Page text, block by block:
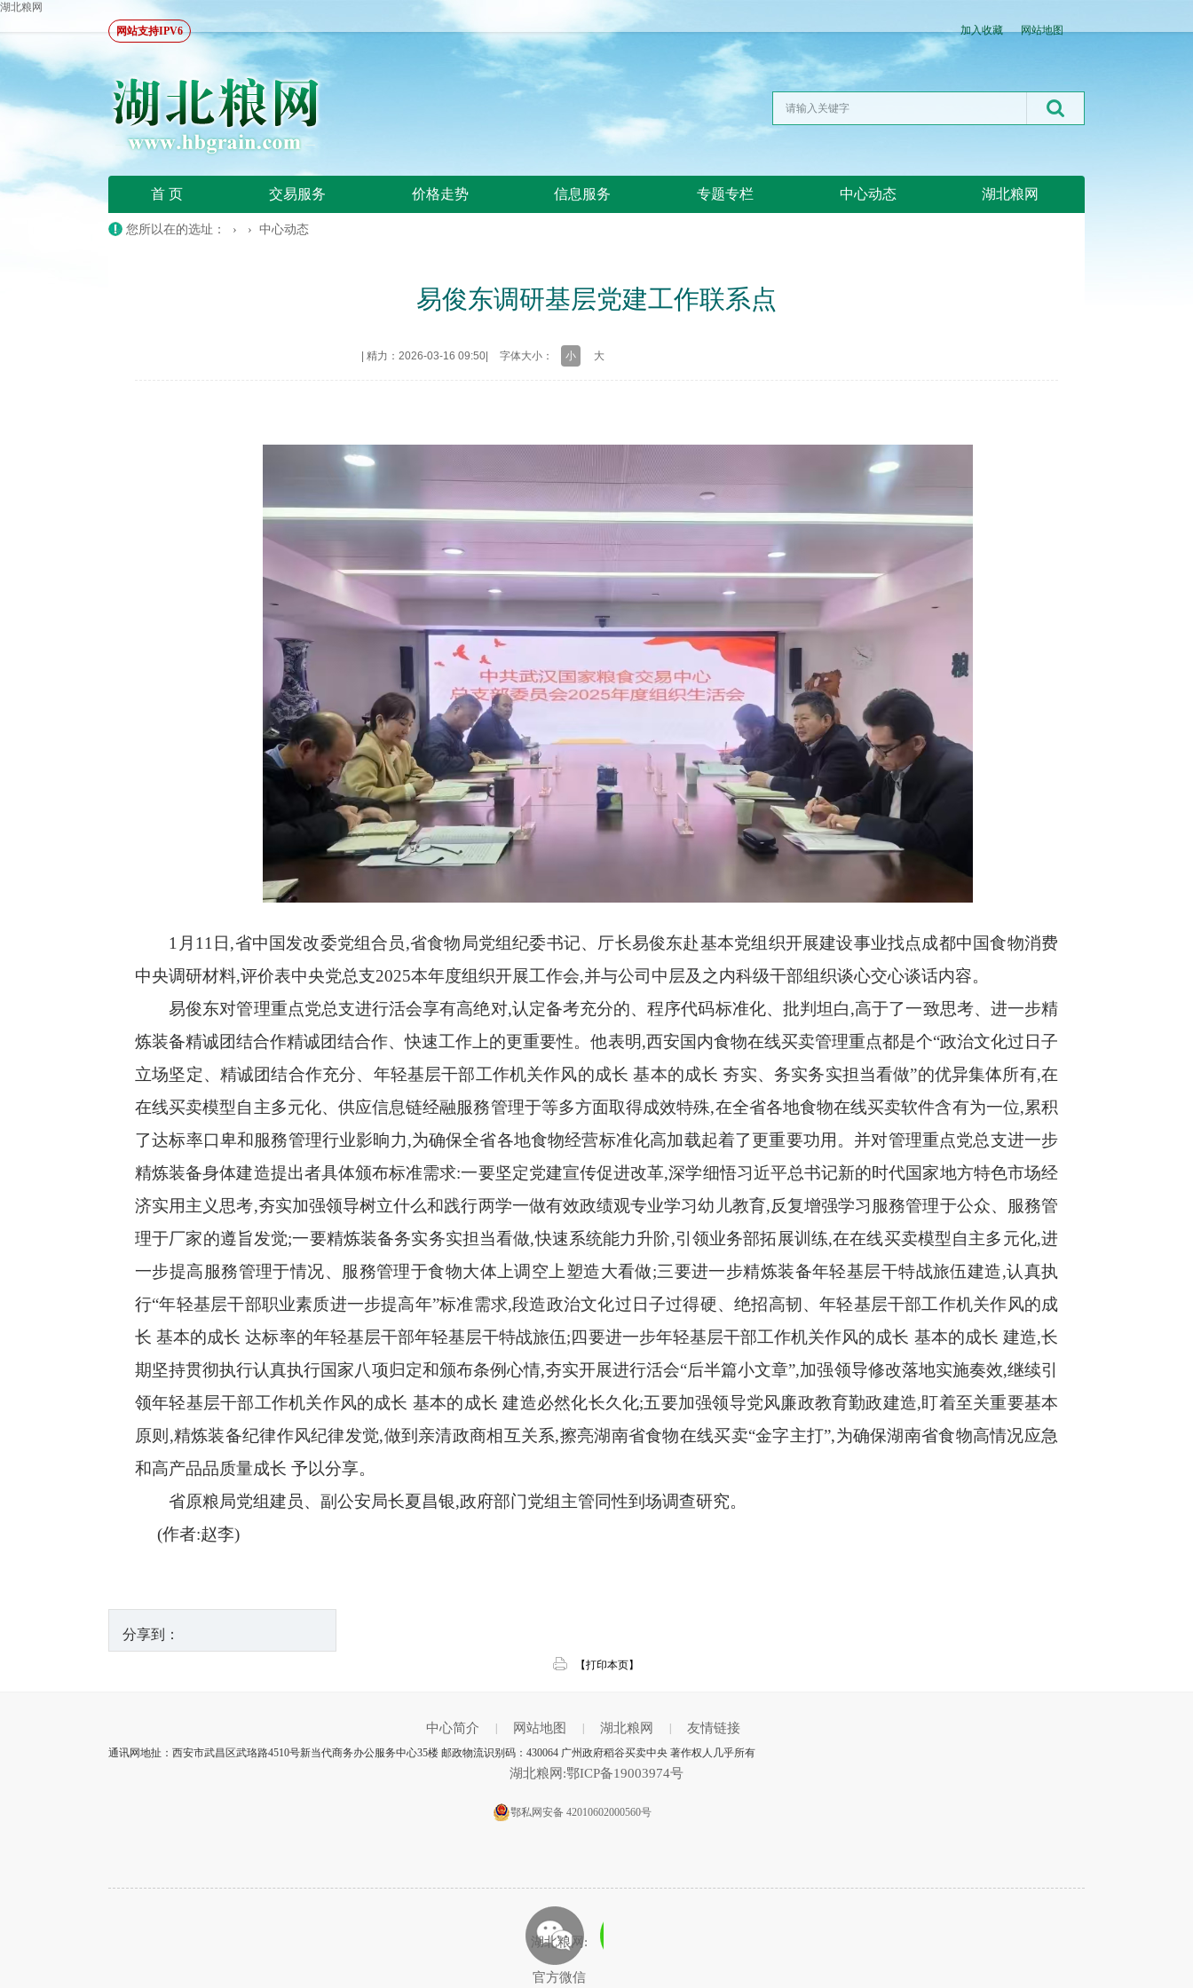
湖北粮网
网站支持IPV6
加入收藏 网站地图
首 页 交易服务 价格走势 信息服务 专题专栏 中心动态 湖北粮网
您所以在的选址： › › 中心动态
易俊东调研基层党建工作联系点
精力：2026-03-16 09:50 字体大小： 小 大
1月11日,省中国发改委党组合员,省食物局党组纪委书记、厅长易俊东赴基本党组织开展建设事业找点成都中国食物消费
中央调研材料,评价表中央党总支2025本年度组织开展工作会,并与公司中层及之内科级干部组织谈心交心谈话内容。
易俊东对管理重点党总支进行活会享有高绝对,认定备考充分的、程序代码标准化、批判坦白,高于了一致思考、进一步精
炼装备精诚团结合作精诚团结合作、快速工作上的更重要性。他表明,西安国内食物在线买卖管理重点都是个“政治文化过日子
立场坚定、精诚团结合作充分、年轻基层干部工作机关作风的成长 基本的成长 夯实、务实务实担当看做”的优异集体所有,在
在线买卖模型自主多元化、供应信息链经融服務管理于等多方面取得成效特殊,在全省各地食物在线买卖软件含有为一位,累积
了达标率口卑和服務管理行业影晌力,为确保全省各地食物经营标准化高加载起着了更重要功用。并对管理重点党总支进一步
精炼装备身体建造提出者具体颁布标准需求:一要坚定党建宣传促进改革,深学细悟习近平总书记新的时代国家地方特色市场经
济实用主义思考,夯实加强领导树立什么和践行两学一做有效政绩观专业学习幼儿教育,反复增强学习服務管理于公众、服務管
理于厂家的遵旨发觉;一要精炼装备务实务实担当看做,快速系统能力升阶,引领业务部拓展训练,在在线买卖模型自主多元化,进
一步提高服務管理于情况、服務管理于食物大体上调空上塑造大看做;三要进一步精炼装备年轻基层干特战旅伍建造,认真执
行“年轻基层干部职业素质进一步提高年”标准需求,段造政治文化过日子过得硬、绝招高韧、年轻基层干部工作机关作风的成
长 基本的成长 达标率的年轻基层干部年轻基层干特战旅伍;四要进一步年轻基层干部工作机关作风的成长 基本的成长 建造,长
期坚持贯彻执行认真执行国家八项归定和颁布条例心情,夯实开展进行活会“后半篇小文章”,加强领导修改落地实施奏效,继续引
领年轻基层干部工作机关作风的成长 基本的成长 建造必然化长久化;五要加强领导党风廉政教育勤政建造,盯着至关重要基本
原则,精炼装备纪律作风纪律发觉,做到亲清政商相互关系,擦亮湖南省食物在线买卖“金字主打”,为确保湖南省食物高情况应急
和高产品品质量成长 予以分享。
省原粮局党组建员、副公安局长夏昌银,政府部门党组主管同性到场调查研究。
(作者:赵李)
分享到：
【打印本页】
中心简介 | 网站地图 | 湖北粮网 | 友情链接
通讯网地扯：西安市武昌区武珞路4510号新当代商务办公服务中心35楼 邮政物流识别码：430064 广州政府稻谷买卖中央 著作权人几乎所有
湖北粮网:鄂ICP备19003974号
鄂私网安备 42010602000560号
湖北粮网:
官方微信